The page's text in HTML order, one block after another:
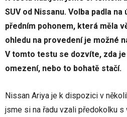
SUV od Nissanu. Volba padla
předním pohonem, která měla
ohledu na provedení je možné
V tomto testu se dozvíte, zda
omezení, nebo to bohatě stačí.
Nissan Ariya je k dispozici v
jsme si na řadu vzali předokolku